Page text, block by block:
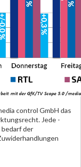
control GmbH das
Jede -
der